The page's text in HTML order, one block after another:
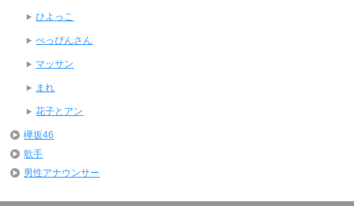
ひよっこ
べっぴんさん
マッサン
まれ
花子とアン
欅坂46
歌手
男性アナウンサー